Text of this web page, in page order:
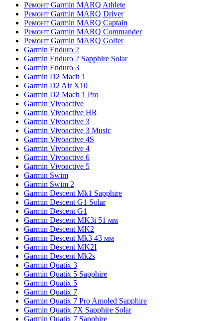
Ремонт Garmin MARQ Athlete
Ремонт Garmin MARQ Driver
Ремонт Garmin MARQ Captain
Ремонт Garmin MARQ Commander
Ремонт Garmin MARQ Golfer
Garmin Enduro 2
Garmin Enduro 2 Sapphire Solar
Garmin Enduro 3
Garmin D2 Mach 1
Garmin D2 Air X10
Garmin D2 Mach 1 Pro
Garmin Vivoactive
Garmin Vivoactive HR
Garmin Vivoactive 3
Garmin Vivoactive 3 Music
Garmin Vivoactive 4S
Garmin Vivoactive 4
Garmin Vivoactive 6
Garmin Vivoactive 5
Garmin Swim
Garmin Swim 2
Garmin Descent Mk1 Sapphire
Garmin Descent G1 Solar
Garmin Descent G1
Garmin Descent MK3i 51 мм
Garmin Descent MK2
Garmin Descent Mk3 43 мм
Garmin Descent MK2I
Garmin Descent Mk2s
Garmin Quatix 3
Garmin Quatix 5 Sapphire
Garmin Quatix 5
Garmin Quatix 7
Garmin Quatix 7 Pro Amoled Sapphire
Garmin Quatix 7X Sapphire Solar
Garmin Quatix 7 Sapphire